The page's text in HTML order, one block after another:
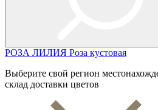
РОЗА ЛИЛИЯ Роза кустовая
Выберите свой регион
склад доставки цветов